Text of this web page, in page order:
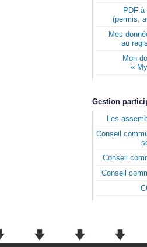
PDF à
(permis,
Mes
au
Mon
«
Gestion
Les
Conseil
Conseil
Conseil